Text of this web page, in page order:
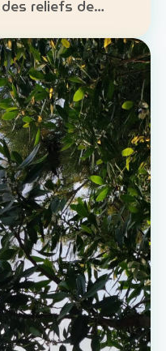
reliefs de
: de 8 à 11